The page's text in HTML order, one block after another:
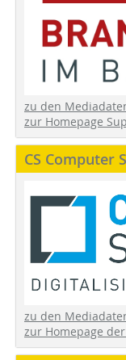
zu den
zur Homepage
CS Computer
zu den Mediadaten
zur Homepage der